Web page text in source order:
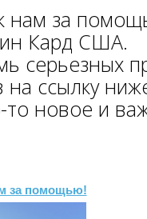
за
Кард США.
серьезных
ссылку
новое и
за помощью!